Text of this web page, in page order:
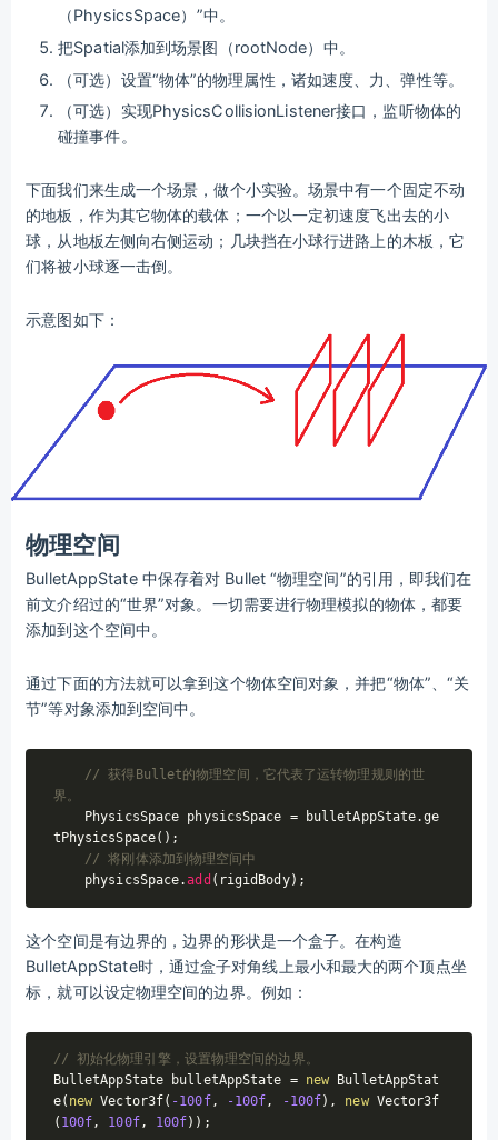
（PhysicsSpace）”中。
把Spatial添加到场景图（rootNode）中。
（可选）设置“物体”的物理属性，诸如速度、力、弹性等。
（可选）实现PhysicsCollisionListener接口，监听物体的
碰撞事件。
下面我们来生成一个场景，做个小实验。场景中有一个固定不动
的地板，作为其它物体的载体；一个以一定初速度飞出去的小
球，从地板左侧向右侧运动；几块挡在小球行进路上的木板，它
们将被小球逐一击倒。
示意图如下：
物理空间
BulletAppState 中保存着对 Bullet “物理空间”的引用，即我们在
前文介绍过的“世界”对象。一切需要进行物理模拟的物体，都要
添加到这个空间中。
通过下面的方法就可以拿到这个物体空间对象，并把“物体”、“关
节”等对象添加到空间中。
// 获得Bullet的物理空间，它代表了运转物理规则的世
界。
tPhysicsSpace();
// 将刚体添加到物理空间中
    physicsSpace.
add
这个空间是有边界的，边界的形状是一个盒子。在构造
BulletAppState时，通过盒子对角线上最小和最大的两个顶点坐
标，就可以设定物理空间的边界。例如：
// 初始化物理引擎，设置物理空间的边界。
BulletAppState bulletAppState = new BulletAppStat
e( new Vector3f( -100f, -100f, -100f), new Vector3f
( 100f, 100f, 100f